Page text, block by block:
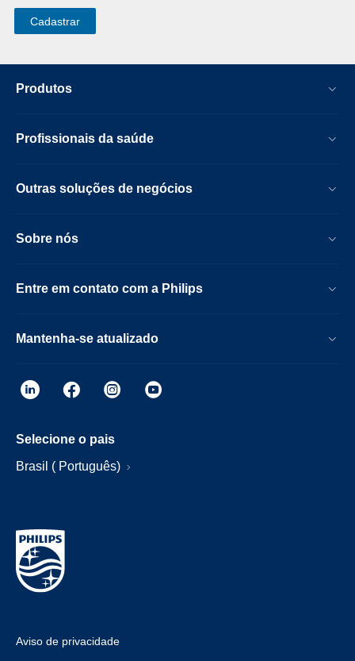
Produtos
Profissionais da saúde
Outras soluções de negócios
Sobre nós
Entre em contato com a Philips
Mantenha-se atualizado
Selecione o pais
Brasil ( Português)
Aviso de privacidade